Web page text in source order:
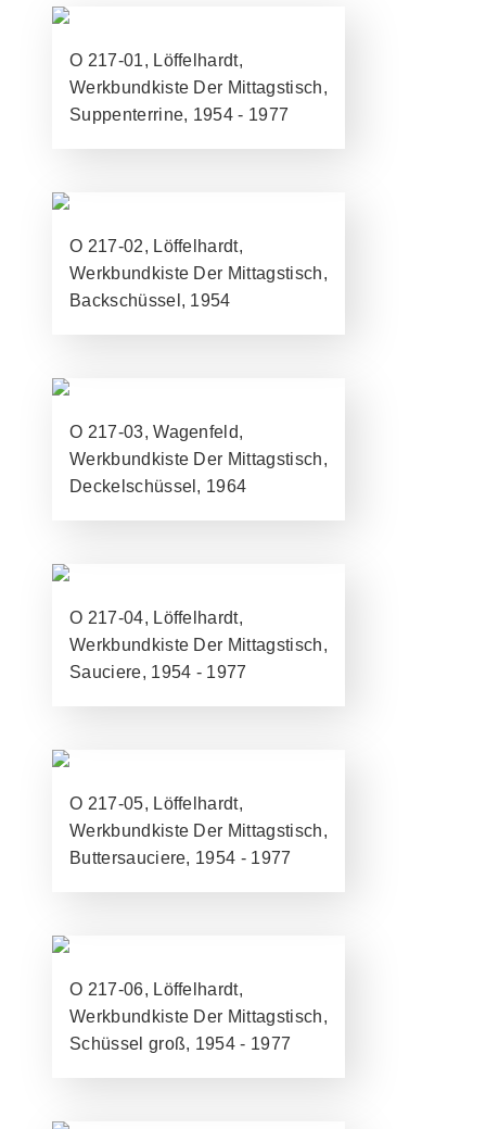
O 217-01, Löffelhardt,
Werkbundkiste Der Mittagstisch,
Suppenterrine, 1954 - 1977
O 217-02, Löffelhardt,
Werkbundkiste Der Mittagstisch,
Backschüssel, 1954
O 217-03, Wagenfeld,
Werkbundkiste Der Mittagstisch,
Deckelschüssel, 1964
O 217-04, Löffelhardt,
Werkbundkiste Der Mittagstisch,
Sauciere, 1954 - 1977
O 217-05, Löffelhardt,
Werkbundkiste Der Mittagstisch,
Buttersauciere, 1954 - 1977
O 217-06, Löffelhardt,
Werkbundkiste Der Mittagstisch,
Schüssel groß, 1954 - 1977